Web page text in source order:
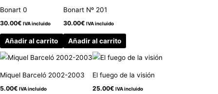
Bonart 0
30.00€ IVA incluido
Añadir al carrito
Bonart Nº 201
30.00€ IVA incluido
Añadir al carrito
Miquel Barceló 2002-2003
5.00€ IVA incluido
El fuego de la visión
25.00€ IVA incluido